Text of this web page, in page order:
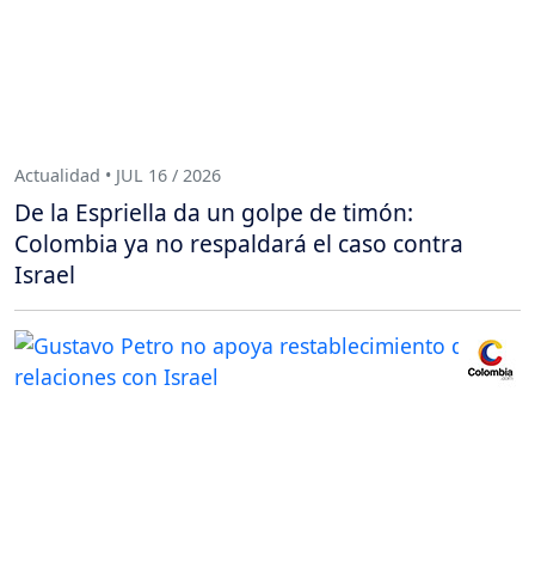
Actualidad • JUL 16 / 2026
De la Espriella da un golpe de timón:
Colombia ya no respaldará el caso contra
Israel